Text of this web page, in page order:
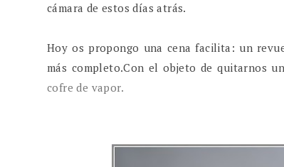
cámara de estos días atrás.
Hoy os propongo una cena facilita: un
más completo.Con el objeto de quitarnos
cofre de vapor.